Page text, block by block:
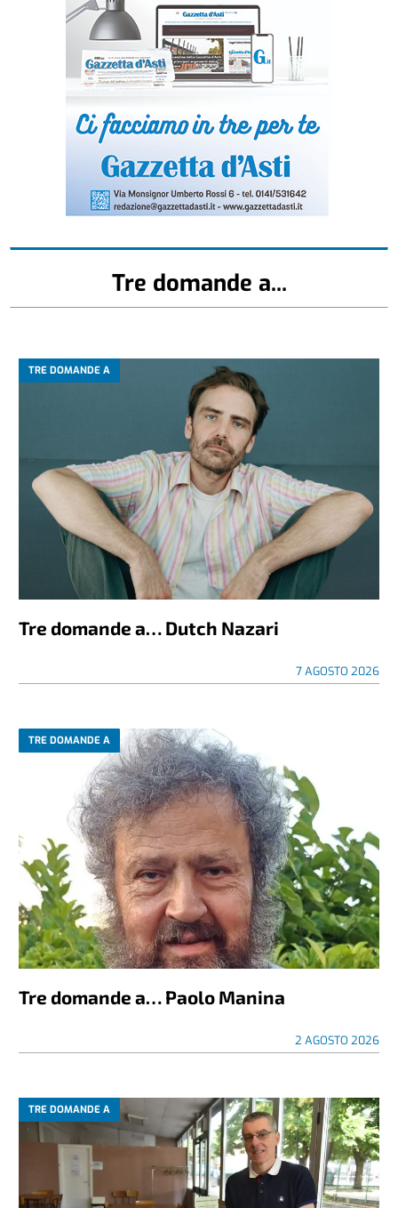
Tre domande a...
TRE DOMANDE A
Tre domande a… Dutch Nazari
7 AGOSTO 2026
TRE DOMANDE A
Tre domande a… Paolo Manina
2 AGOSTO 2026
TRE DOMANDE A